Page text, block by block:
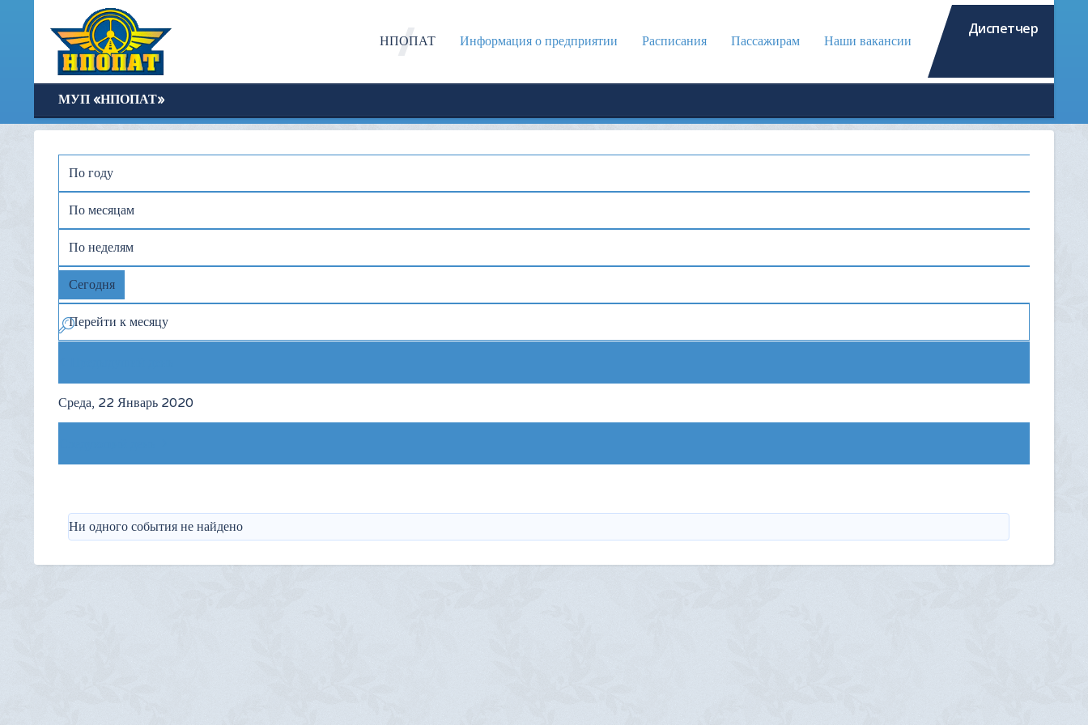
НПОПАТ Информация о предприятии Расписания Пассажирам Наши вакансии
Диспетчер
МУП «НПОПАТ»
По году
По месяцам
По неделям
Сегодня
Перейти к месяцу
Среда, 22 Январь 2020
Ни одного события не найдено